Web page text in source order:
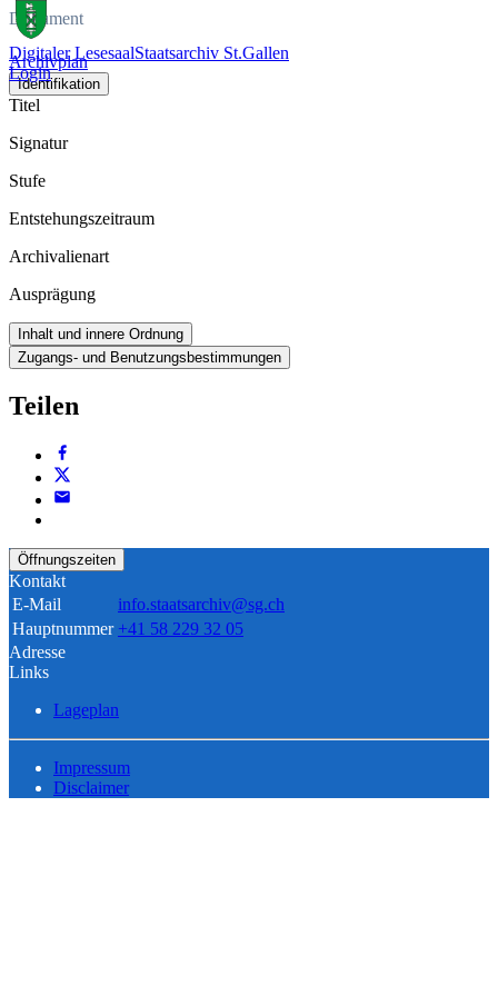
Digitaler LesesaalStaatsarchiv St.Gallen
Login
Dokument
Archivplan
Identifikation
Titel
Signatur
Stufe
Entstehungszeitraum
Archivalienart
Ausprägung
Inhalt und innere Ordnung
Zugangs- und Benutzungsbestimmungen
Teilen
Öffnungszeiten
Kontakt
E-Mail
info.staatsarchiv@sg.ch
Hauptnummer +41 58 229 32 05
Adresse
Links
Lageplan
Impressum
Disclaimer